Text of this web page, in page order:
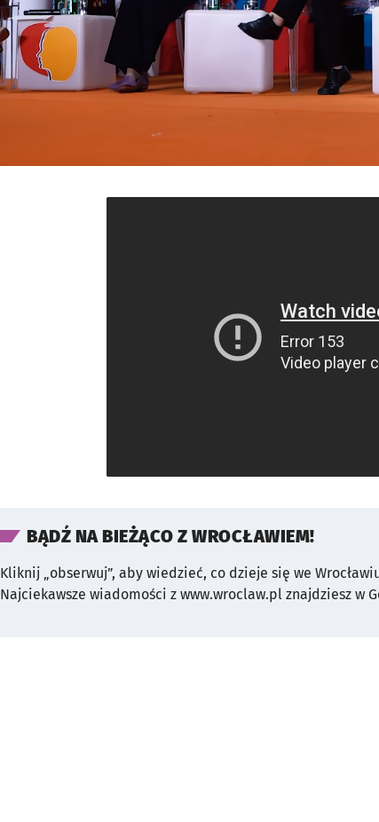
BĄDŹ NA BIEŻĄCO Z WROCŁAWIEM!
Kliknij „obserwuj”, aby wiedzieć, co dzieje się we
Najciekawsze wiadomości z www.wroclaw.pl znajdziesz w